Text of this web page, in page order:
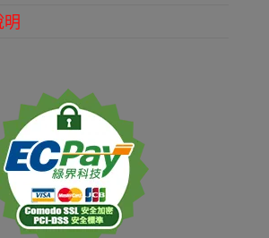
明